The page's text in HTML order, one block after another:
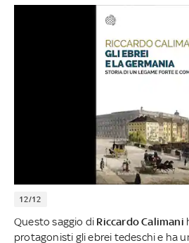
12/12
Questo saggio di Riccardo Calimani
protagonisti gli ebrei tedeschi e ha